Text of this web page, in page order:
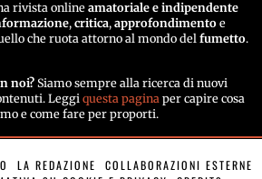
rivista online amatoriale e indipendente
, critica, approfondimento e
che ruota attorno al mondo del fumetto.
noi? Siamo sempre alla ricerca di nuovi
Leggi questa paginaper capire cosa
e come fare per proporti.
LA REDAZIONE
COLLABORAZIONI ESTERNE